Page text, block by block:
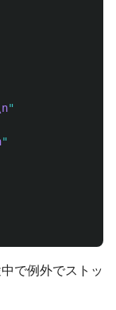
"
"
で例外でストッ